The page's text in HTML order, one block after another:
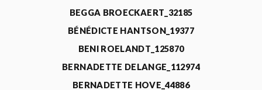
BEGGA BROECKAERT_32185
BÉNÉDICTE HANTSON_19377
BENI ROELANDT_125870
BERNADETTE DELANGE_112974
BERNADETTE HOVE_44886